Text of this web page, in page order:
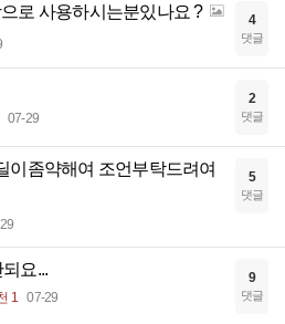
로 사용하시는분있나요 ? 4
댓글
07-29
2
댓글
이좀약해여 조언부탁드려여
5
댓글
요...
1 07-29
9
댓글